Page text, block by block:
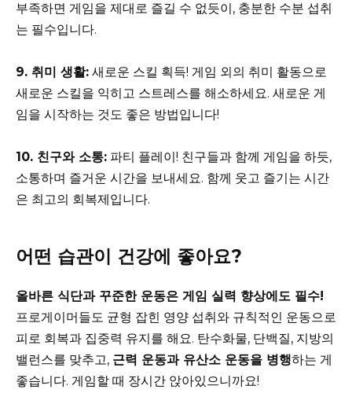
부족하면 게임을 제대로 즐길 수 없듯이, 충분한 수분 섭취
는 필수입니다.
9. 취미 생활: 새로운 스킬 획득! 게임 외의 취미 활동으로
새로운 스킬을 익히고 스트레스를 해소하세요. 새로운 게
임을 시작하는 것도 좋은 방법입니다!
10. 친구와 소통: 파티 플레이! 친구들과 함께 게임을 하듯,
소통하며 즐거운 시간을 보내세요. 함께 웃고 즐기는 시간
은 최고의 회복제입니다.
어떤 습관이 건강에 좋아요?
올바른 식단과 꾸준한 운동은 게임 실력 향상에도 필수!
프로게이머들도 균형 잡힌 영양 섭취와 규칙적인 운동으로
피로 회복과 집중력 유지를 해요. 탄수화물, 단백질, 지방의
밸런스를 맞추고, 근력 운동과 유산소 운동을 병행하는 게
좋습니다. 게임할 때 장시간 앉아있으니까요!